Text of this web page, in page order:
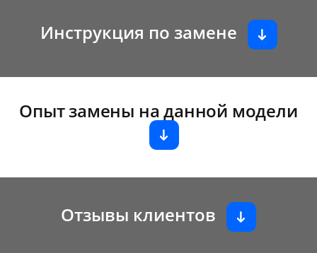
Инструкция по замене
Опыт замены на данной модели
Отзывы клиентов